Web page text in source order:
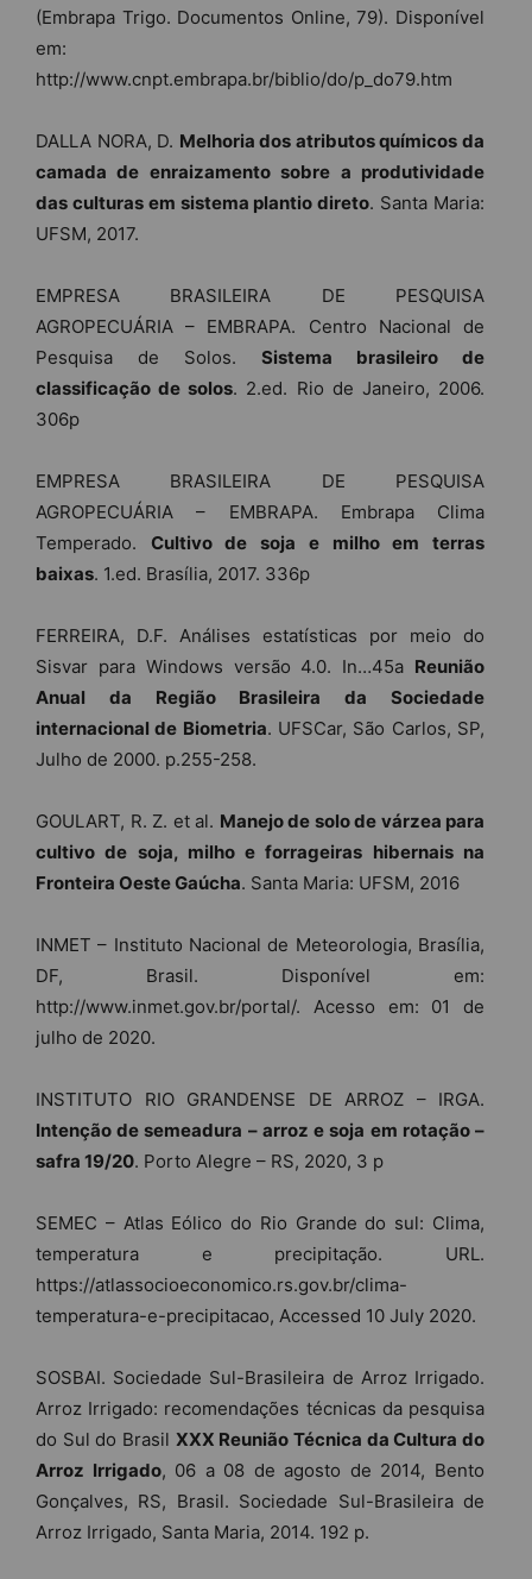
(Embrapa Trigo. Documentos Online, 79). Disponível
em:
http://www.cnpt.embrapa.br/biblio/do/p_do79.htm
DALLA NORA, D. Melhoria dos atributos químicos da
camada de enraizamento sobre a produtividade
das culturas em sistema plantio direto. Santa Maria:
UFSM, 2017.
EMPRESA BRASILEIRA DE PESQUISA
AGROPECUÁRIA – EMBRAPA. Centro Nacional de
Pesquisa de Solos. Sistema brasileiro de
classificação de solos. 2.ed. Rio de Janeiro, 2006.
306p
EMPRESA BRASILEIRA DE PESQUISA
AGROPECUÁRIA – EMBRAPA. Embrapa Clima
Temperado. Cultivo de soja e milho em terras
baixas. 1.ed. Brasília, 2017. 336p
FERREIRA, D.F. Análises estatísticas por meio do
Sisvar para Windows versão 4.0. In…45a Reunião
Anual da Região Brasileira da Sociedade
internacional de Biometria. UFSCar, São Carlos, SP,
Julho de 2000. p.255-258.
GOULART, R. Z. et al. Manejo de solo de várzea para
cultivo de soja, milho e forrageiras hibernais na
Fronteira Oeste Gaúcha. Santa Maria: UFSM, 2016
INMET – Instituto Nacional de Meteorologia, Brasília,
DF, Brasil. Disponível em:
http://www.inmet.gov.br/portal/. Acesso em: 01 de
julho de 2020.
INSTITUTO RIO GRANDENSE DE ARROZ – IRGA.
Intenção de semeadura – arroz e soja em rotação –
safra 19/20. Porto Alegre – RS, 2020, 3 p
SEMEC – Atlas Eólico do Rio Grande do sul: Clima,
temperatura e precipitação. URL.
https://atlassocioeconomico.rs.gov.br/clima-
temperatura-e-precipitacao, Accessed 10 July 2020.
SOSBAI. Sociedade Sul-Brasileira de Arroz Irrigado.
Arroz Irrigado: recomendações técnicas da pesquisa
do Sul do Brasil XXX Reunião Técnica da Cultura do
Arroz Irrigado, 06 a 08 de agosto de 2014, Bento
Gonçalves, RS, Brasil. Sociedade Sul-Brasileira de
Arroz Irrigado, Santa Maria, 2014. 192 p.